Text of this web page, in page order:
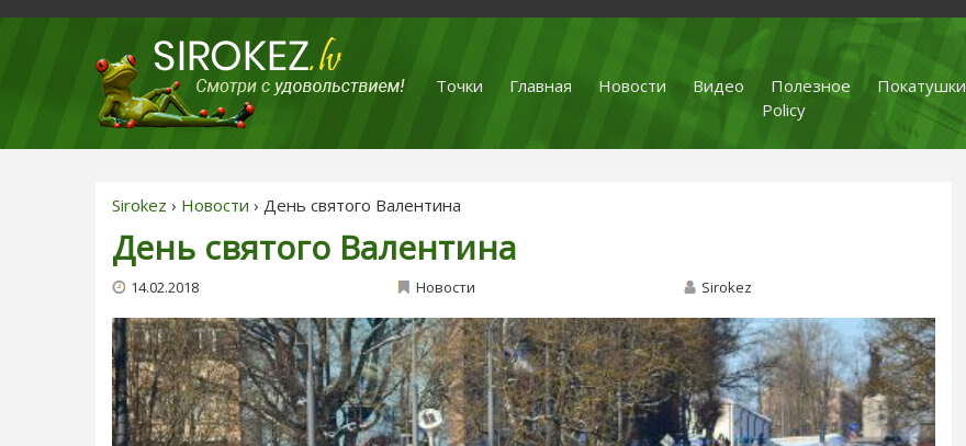
Точки Главная Новости Видео Полезное Покатушки
Policy
Sirokez › Новости › День святого Валентина
День святого Валентина
14.02.2018 Новости Sirokez